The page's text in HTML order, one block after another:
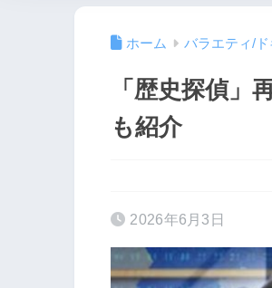
ホーム バラエティ/
「歴史探偵」
も紹介
2026年6月3日